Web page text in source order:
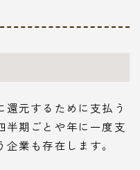
元するために支払う
半期ごとや年に一度支
業も存在します。